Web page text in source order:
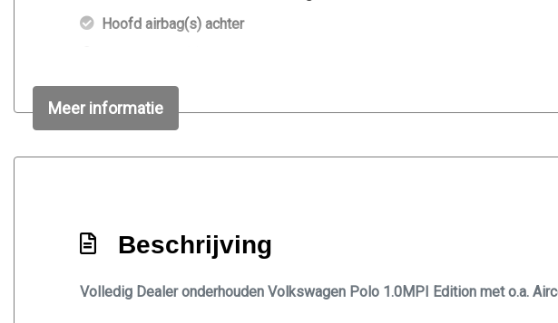
Hoofd airbag(s) achter
Onderhoudsboekje aanwezig
Passagiersairbag
Meer informatie
Beschrijving
Volledig Dealer onderhouden Volkswagen Polo 1.0MPI Edition met o.a.